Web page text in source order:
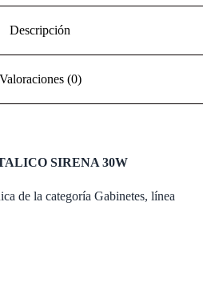
Descripción
Valoraciones (0)
SIRENA 30W
de la categoría Gabinetes, línea